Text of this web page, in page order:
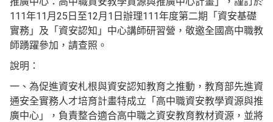
111年11月25日至12月1日辦理111年度第二期「資安基礎
實務」及「資安認知」中心講師研習營，敬邀全國高中職教
師踴躍參加，請查照。
說明：
一、為促進資安札根與資安認知教育之推動，教育部先進資
通安全實務人才培育計畫特成立「高中職資安教學資源與推
廣中心」，負責整合適合高中職之資安教育教材資源，並將